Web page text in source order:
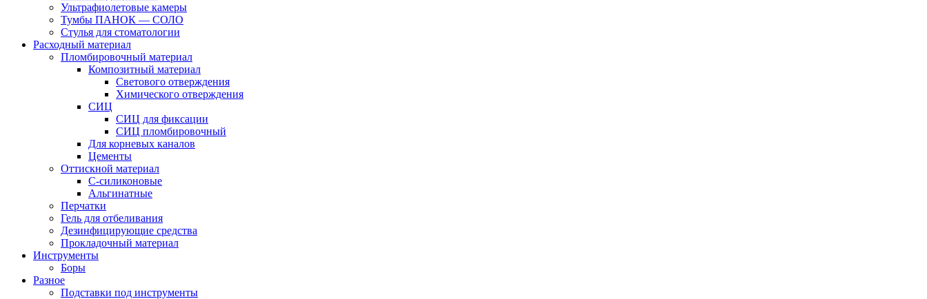
Ультрафиолетовые камеры
Тумбы ПАНОК — СОЛО
Стулья для стоматологии
Расходный материал
Пломбировочный материал
Композитный материал
Светового отверждения
Химического отверждения
СИЦ
СИЦ для фиксации
СИЦ пломбировочный
Для корневых каналов
Цементы
Оттискной материал
С-силиконовые
Альгинатные
Перчатки
Гель для отбеливания
Дезинфицирующие средства
Прокладочный материал
Инструменты
Боры
Разное
Подставки под инструменты